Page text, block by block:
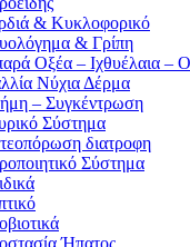
& Κυκλοφορικό
& Γρίπη
Οξέα – Ιχθυέλαια –
Νύχια Δέρμα
– Συγκέντρωση
Σύστημα
διατροφη
Σύστημα